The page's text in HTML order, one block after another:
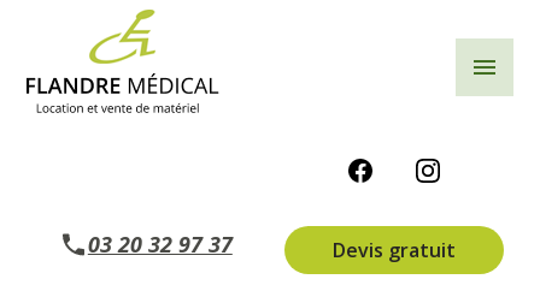
menu
03 20 32 97 37 Devis gratuit
Panneau de gestion des cookies